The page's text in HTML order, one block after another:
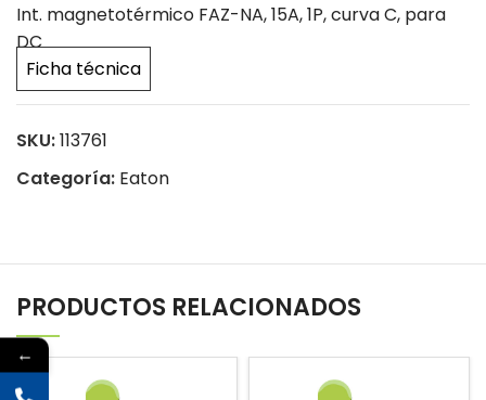
Int. magnetotérmico FAZ-NA, 15A, 1P, curva C, para
DC
Ficha técnica
SKU:113761
Categoría: Eaton
PRODUCTOS RELACIONADOS
←